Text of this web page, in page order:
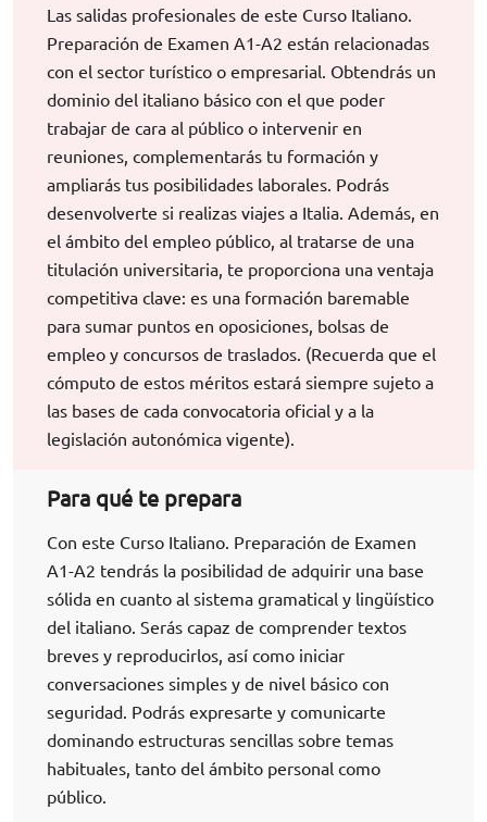
Las salidas profesionales de este Curso Italiano.
Preparación de Examen A1-A2 están relacionadas
con el sector turístico o empresarial. Obtendrás un
dominio del italiano básico con el que poder
trabajar de cara al público o intervenir en
reuniones, complementarás tu formación y
ampliarás tus posibilidades laborales. Podrás
desenvolverte si realizas viajes a Italia. Además, en
el ámbito del empleo público, al tratarse de una
titulación universitaria, te proporciona una ventaja
competitiva clave: es una formación baremable
para sumar puntos en oposiciones, bolsas de
empleo y concursos de traslados. (Recuerda que el
cómputo de estos méritos estará siempre sujeto a
las bases de cada convocatoria oficial y a la
legislación autonómica vigente).
Para qué te prepara
Con este Curso Italiano. Preparación de Examen
A1-A2 tendrás la posibilidad de adquirir una base
sólida en cuanto al sistema gramatical y lingüístico
del italiano. Serás capaz de comprender textos
breves y reproducirlos, así como iniciar
conversaciones simples y de nivel básico con
seguridad. Podrás expresarte y comunicarte
dominando estructuras sencillas sobre temas
habituales, tanto del ámbito personal como
público.